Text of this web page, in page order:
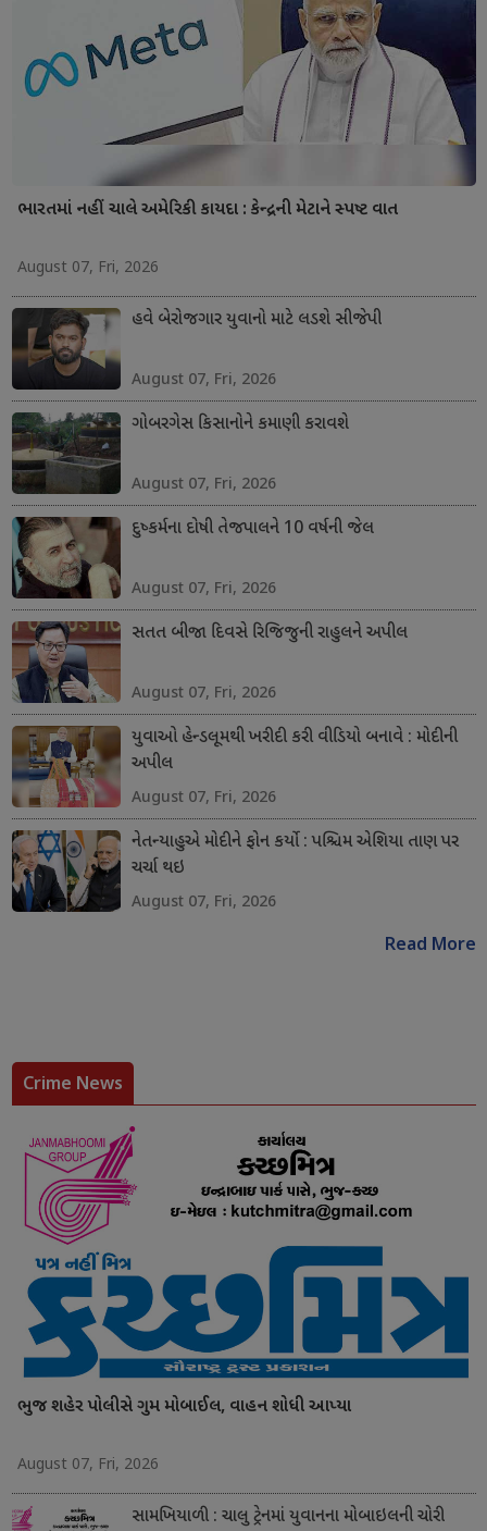
ભારતમાં નહીં ચાલે અમેરિકી કાયદા : કેન્દ્રની મેટાને સ્પષ્ટ વાત
August 07, Fri, 2026
હવે બેરોજગાર યુવાનો માટે લડશે સીજેપી
August 07, Fri, 2026
ગોબરગેસ કિસાનોને કમાણી કરાવશે
August 07, Fri, 2026
દુષ્કર્મના દોષી તેજપાલને 10 વર્ષની જેલ
August 07, Fri, 2026
સતત બીજા દિવસે રિજિજુની રાહુલને અપીલ
August 07, Fri, 2026
યુવાઓ હેન્ડલૂમથી ખરીદી કરી વીડિયો બનાવે : મોદીની
અપીલ
August 07, Fri, 2026
નેતન્યાહુએ મોદીને ફોન કર્યો : પશ્ચિમ એશિયા તાણ પર
ચર્ચા થઇ
August 07, Fri, 2026
Read More
Crime News
ભુજ શહેર પોલીસે ગુમ મોબાઈલ, વાહન શોધી આપ્યા
August 07, Fri, 2026
સામખિયાળી : ચાલુ ટ્રેનમાં યુવાનના મોબાઇલની ચોરી